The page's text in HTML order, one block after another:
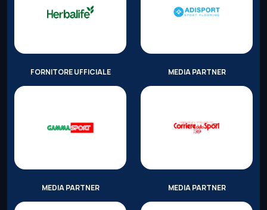
FORNITORE UFFICIALE MEDIA PARTNER
MEDIA PARTNER MEDIA PARTNER